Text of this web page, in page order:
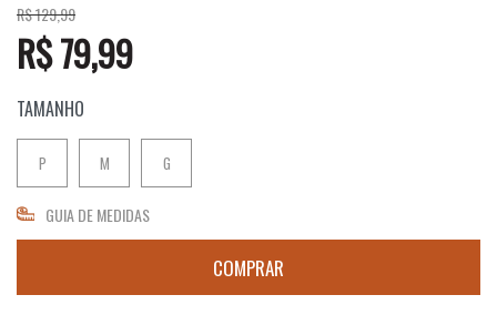
R$ 129,99
R$ 79,99
TAMANHO
P M G
GUIA DE MEDIDAS